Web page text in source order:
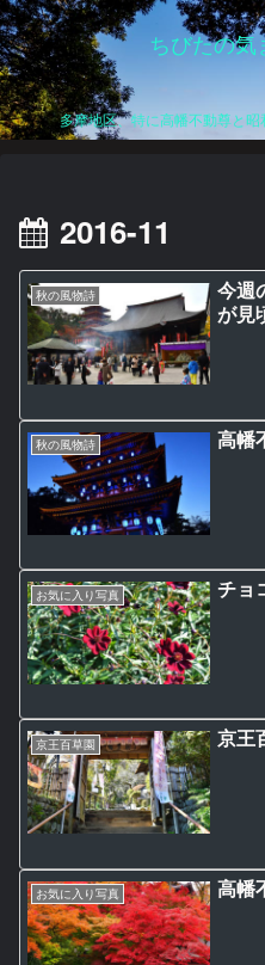
ちびたの気
多摩地区、特に高幡不動尊と
2016-11
秋の風物詩
今週
が見
秋の風物詩 高幡
お気に入り写真 チョ
京王百草園 京王
お気に入り写真 高幡